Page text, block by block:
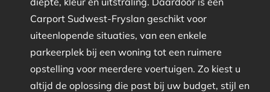
Carport Sudwest-Fryslan geschikt voor
uiteenlopende situaties, van een enkele
parkeerplek bij een woning tot een ruimere
opstelling voor meerdere voertuigen. Zo kiest u
altijd de oplossing die past bij uw budget, stijl en